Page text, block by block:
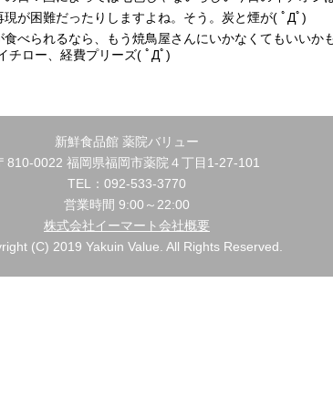
が困難だったりしますよね。そう。炭と煙が( ﾟДﾟ)
べられるなら、もう焼鳥屋さんにいかなくてもいいか
チロー、経費プリーズ( ﾟДﾟ)
新鮮食品館 薬院バリュー
810-0022 福岡県福岡市薬院４丁目1-27-101
TEL：092-533-3770
営業時間 9:00～22:00
株式会社イーマート会社概要
(C) 2019 Yakuin Value. All Rights Reserved.